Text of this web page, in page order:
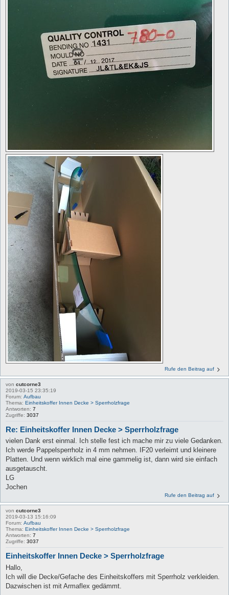
Rufe den Beitrag auf
von cutcorne3
2019-03-15 23:35:19
Forum: Aufbau
Thema: Einheitskoffer Innen Decke > Sperrholzfrage
Antworten: 7
Zugriffe: 3037
Re: Einheitskoffer Innen Decke > Sperrholzfrage
vielen Dank erst einmal. Ich stelle fest ich mache mir zu viele Gedanken.
Ich werde Pappelsperrholz in 4 mm nehmen. IF20 verleimt und kleinere
Platten. Und wenn wirklich mal eine gammelig ist, dann wird sie einfach
ausgetauscht.
LG
Jochen
Rufe den Beitrag auf
von cutcorne3
2019-03-13 15:16:09
Forum: Aufbau
Thema: Einheitskoffer Innen Decke > Sperrholzfrage
Antworten: 7
Zugriffe: 3037
Einheitskoffer Innen Decke > Sperrholzfrage
Hallo,
Ich will die Decke/Gefache des Einheitskoffers mit Sperrholz verkleiden.
Dazwischen ist mit Armaflex gedämmt.